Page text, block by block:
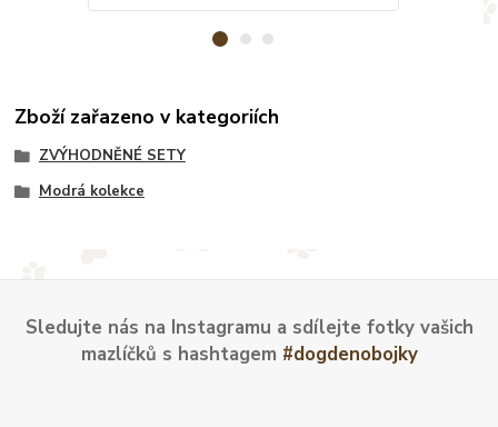
Zboží zařazeno v kategoriích
ZVÝHODNĚNÉ SETY
Modrá kolekce
Sledujte nás na Instagramu a sdílejte fotky vašich
mazlíčků s hashtagem #dogdenobojky